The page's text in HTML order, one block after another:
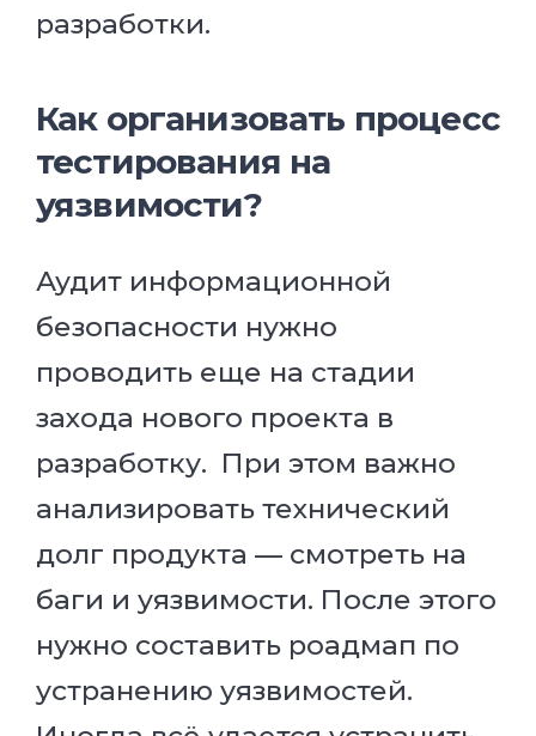
разработки.
Как организовать процесс
тестирования на
уязвимости?
Аудит информационной
безопасности нужно
проводить еще на стадии
захода нового проекта в
разработку. При этом важно
анализировать технический
долг продукта — смотреть на
баги и уязвимости. После этого
нужно составить роадмап по
устранению уязвимостей.